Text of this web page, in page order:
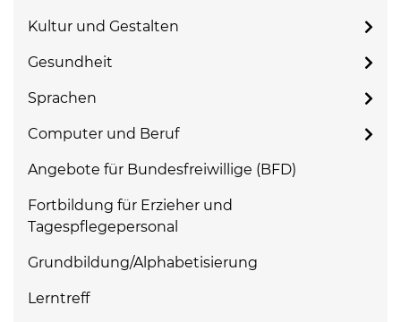
Kultur und Gestalten
Gesundheit
Sprachen
Computer und Beruf
Angebote für Bundesfreiwillige (BFD)
Fortbildung für Erzieher und
Tagespflegepersonal
Grundbildung/Alphabetisierung
Lerntreff